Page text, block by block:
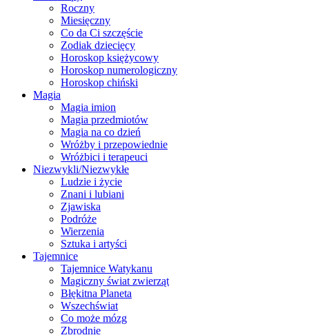
Roczny
Miesięczny
Co da Ci szczęście
Zodiak dziecięcy
Horoskop księżycowy
Horoskop numerologiczny
Horoskop chiński
Magia
Magia imion
Magia przedmiotów
Magia na co dzień
Wróżby i przepowiednie
Wróżbici i terapeuci
Niezwykli/Niezwykłe
Ludzie i życie
Znani i lubiani
Zjawiska
Podróże
Wierzenia
Sztuka i artyści
Tajemnice
Tajemnice Watykanu
Magiczny świat zwierząt
Błękitna Planeta
Wszechświat
Co może mózg
Zbrodnie